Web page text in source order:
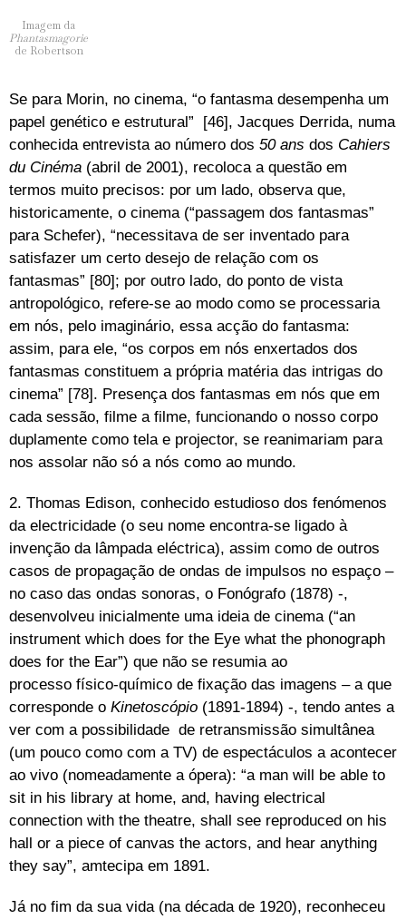
Imagem da
Phantasmagorie
de Robertson
Se para Morin, no cinema, “o fantasma desempenha um
papel genético e estrutural” [46], Jacques Derrida, numa
conhecida entrevista ao número dos 50 ans dos Cahiers
du Cinéma (abril de 2001), recoloca a questão em
termos muito precisos: por um lado, observa que,
historicamente, o cinema (“passagem dos fantasmas”
para Schefer), “necessitava de ser inventado para
satisfazer um certo desejo de relação com os
fantasmas” [80]; por outro lado, do ponto de vista
antropológico, refere-se ao modo como se processaria
em nós, pelo imaginário, essa acção do fantasma:
assim, para ele, “os corpos em nós enxertados dos
fantasmas constituem a própria matéria das intrigas do
cinema” [78]. Presença dos fantasmas em nós que em
cada sessão, filme a filme, funcionando o nosso corpo
duplamente como tela e projector, se reanimariam para
nos assolar não só a nós como ao mundo.
2. Thomas Edison, conhecido estudioso dos fenómenos
da electricidade (o seu nome encontra-se ligado à
invenção da lâmpada eléctrica), assim como de outros
casos de propagação de ondas de impulsos no espaço –
no caso das ondas sonoras, o Fonógrafo (1878) -,
desenvolveu inicialmente uma ideia de cinema (“an
instrument which does for the Eye what the phonograph
does for the Ear”) que não se resumia ao
processo físico-químico de fixação das imagens – a que
corresponde o Kinetoscópio (1891-1894) -, tendo antes a
ver com a possibilidade de retransmissão simultânea
(um pouco como com a TV) de espectáculos a acontecer
ao vivo (nomeadamente a ópera): “a man will be able to
sit in his library at home, and, having electrical
connection with the theatre, shall see reproduced on his
hall or a piece of canvas the actors, and hear anything
they say”, amtecipa em 1891.
Já no fim da sua vida (na década de 1920), reconheceu